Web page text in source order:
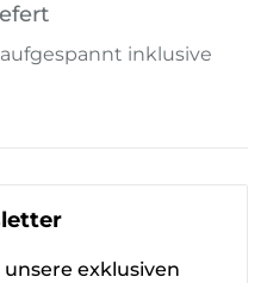
inklusive
exklusiven